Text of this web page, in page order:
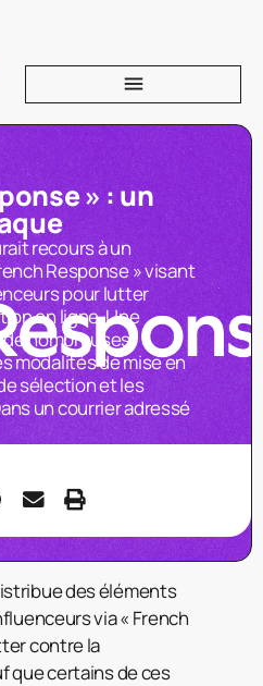
» : un
recours à un
Response » visant
pour lutter
en ligne. Une
nombreuses
modalités de mise en
sélection et les
un courrier adressé
des éléments
via « French
contre la
que certains de ces